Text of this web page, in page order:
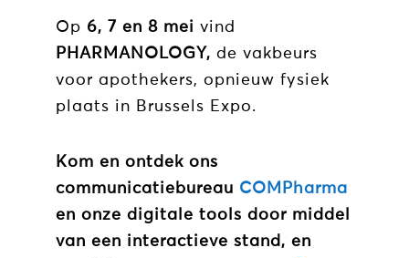
Op 6, 7 en 8 mei vind
PHARMANOLOGY, de vakbeurs
voor apothekers, opnieuw fysiek
plaats in Brussels Expo.
Kom en ontdek ons
communicatiebureau COMPharma
en onze digitale tools door middel
van een interactieve stand, en